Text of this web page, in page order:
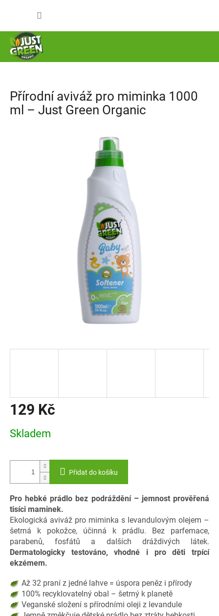
Přírodní aviváž pro miminka 1000
ml – Just Green Organic
129 Kč
cena:
Skladem
Přidat do košíku
Pro hebké prádlo bez podráždění – jemnost prověřená
tisíci maminek.
Ekologická aviváž pro miminka s levandulovým olejem –
šetrná k pokožce, účinná k prádlu. Bez parfemace,
parabenů, fosfátů a dalších dráždivých látek.
Dermatologicky testováno, vhodné i pro děti trpící
ekzémem.
Až 32 praní z jedné lahve = úspora peněz i přírody
100% recyklovatelný obal – šetrný k planetě
Veganské složení s přírodními oleji z levandule